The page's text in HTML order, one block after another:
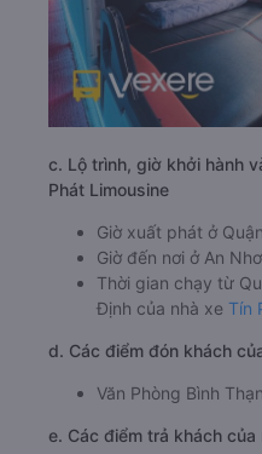
c. Lộ trình, giờ khởi hành
Phát Limousine
Giờ xuất phát ở
Giờ đến nơi ở An
Thời gian chạy từ
Định của nhà xe Tín
d. Các điểm đón khách
Văn Phòng Bình
e. Các điểm trả khách của